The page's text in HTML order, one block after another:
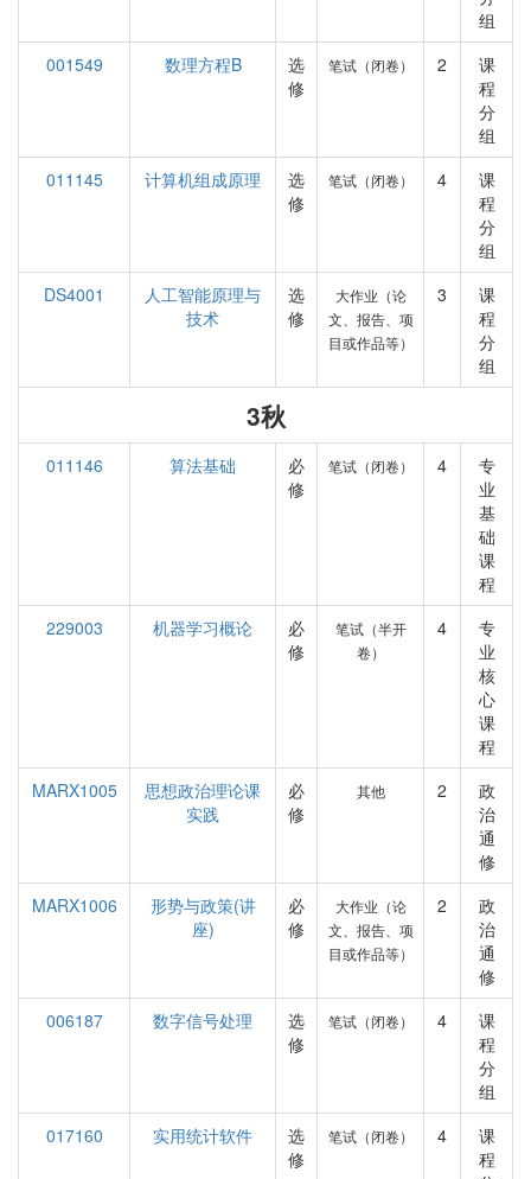
组
001549
数理方程B
选
修
笔试（闭卷） 2
课
程
分
组
011145
计算机组成原理
选
修
笔试（闭卷） 4
课
程
分
组
DS4001
人工智能原理与
技术
选
修
大作业（论
文、报告、项
目或作品等）
3
课
程
分
组
3秋
011146 算法基础
必
修
笔试（闭卷） 4
专
业
基
础
课
程
229003
机器学习概论
必
修
笔试（半开
卷）
4
专
业
核
心
课
程
MARX1005
思想政治理论课
实践
必
修
其他 2
政
治
通
修
MARX1006
形势与政策(讲
座)
必
修
大作业（论
文、报告、项
目或作品等）
2
政
治
通
修
006187
数字信号处理
选
修
笔试（闭卷） 4
课
程
分
组
017160
实用统计软件
选
修
笔试（闭卷） 4
课
程